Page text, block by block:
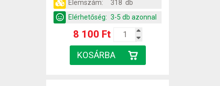
Elemszám:
318 db
Elérhetőség: 3-5 db azonnal
8 100 Ft